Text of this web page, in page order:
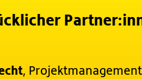
, Projektmanagement